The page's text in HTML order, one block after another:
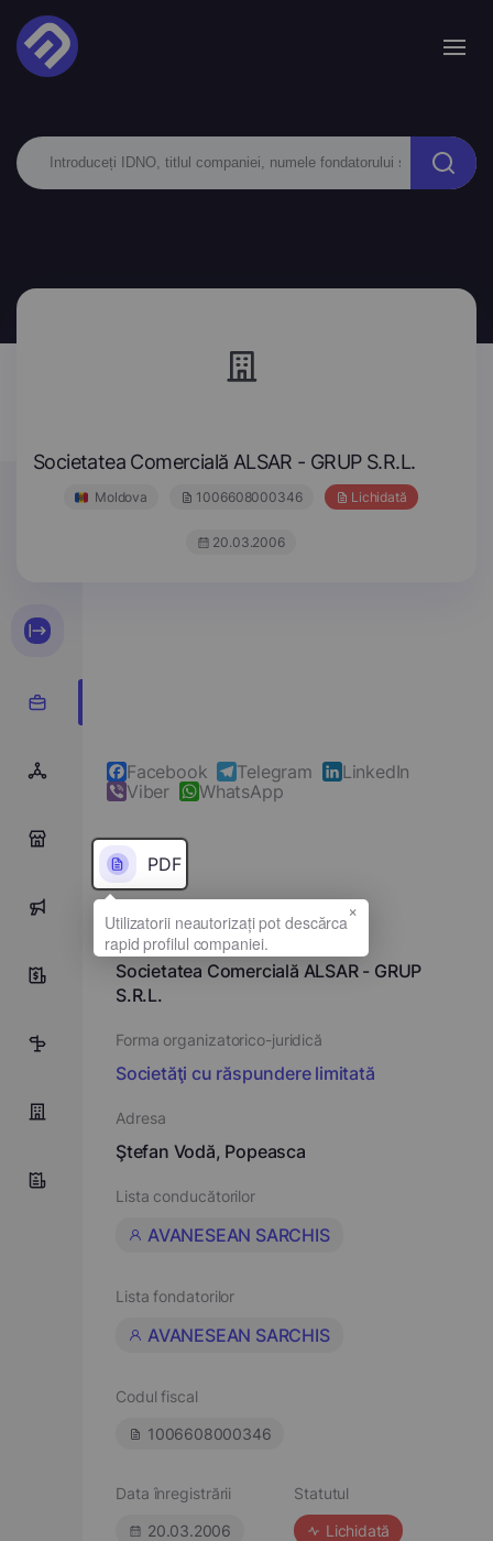
Societatea Comercială ALSAR - GRUP S.R.L.
Moldova 1006608000346 Lichidată
20.03.2006
8
8
Facebook Telegram
LinkedIn
Viber
WhatsApp
PDF
Denumirea completă
Societatea Comercială ALSAR - GRUP
S.R.L.
Forma organizatorico-juridică
Societăţi cu răspundere limitată
Adresa
Ştefan Vodă, Popeasca
Lista conducătorilor
AVANESEAN SARCHIS
Lista fondatorilor
AVANESEAN SARCHIS
Codul fiscal
1006608000346
Data înregistrării
20.03.2006
Statutul
Lichidată
×